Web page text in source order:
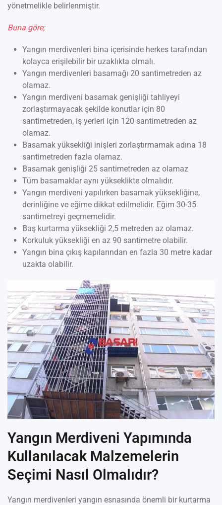
yönetmelikle belirlenmiştir.
Buna göre;
Yangın merdivenleri bina içerisinde herkes tarafından
kolayca erişilebilir bir uzaklıkta olmalı.
Yangın merdivenleri basamağı 20 santimetreden az
olamaz.
Yangın merdiveni basamak genişliği tahliyeyi
zorlaştırmayacak şekilde konutlar için 80
santimetreden, iş yerleri için 120 santimetreden az
olamaz.
Basamak yüksekliği inişleri zorlaştırmamak adına 18
santimetreden fazla olamaz.
Basamak genişliği 25 santimetreden az olamaz
Tüm basamaklar aynı yükseklikte olmalıdır.
Yangın merdiveni yapılırken basamak yüksekliğine,
derinliğine ve eğime dikkat edilmelidir. Eğim 30-35
santimetreyi geçmemelidir.
Baş kurtarma yüksekliği 2,5 metreden az olamaz.
Korkuluk yüksekliği en az 90 santimetre olabilir.
Yangın bina çıkış kapılarından en fazla 30 metre kadar
uzakta olabilir.
Yangın Merdiveni Yapımında
Kullanılacak Malzemelerin
Seçimi Nasıl Olmalıdır?
Yangın merdivenleri yangın esnasında önemli bir kurtarma